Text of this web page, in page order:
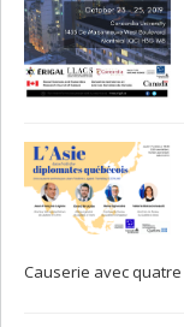
Causerie avec